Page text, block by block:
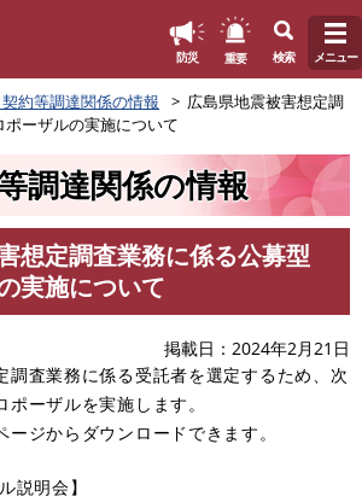
防災 重要 検索 メニュー
約等調達関係の情報
広島県地震被害想定調
ーザルの実施について
調達関係の情報
想定調査業務に係る公募型
実施について
掲載日
2024年2月21日
査業務に係る受託者を選定するため、次
ーザルを実施します。
ジからダウンロードできます。
説明会】